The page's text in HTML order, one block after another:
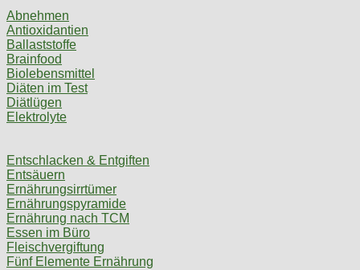
Abnehmen
Antioxidantien
Ballaststoffe
Brainfood
Biolebensmittel
Diäten im Test
Diätlügen
Elektrolyte
Entschlacken & Entgiften
Entsäuern
Ernährungsirrtümer
Ernährungspyramide
Ernährung nach TCM
Essen im Büro
Fleischvergiftung
Fünf Elemente Ernährung